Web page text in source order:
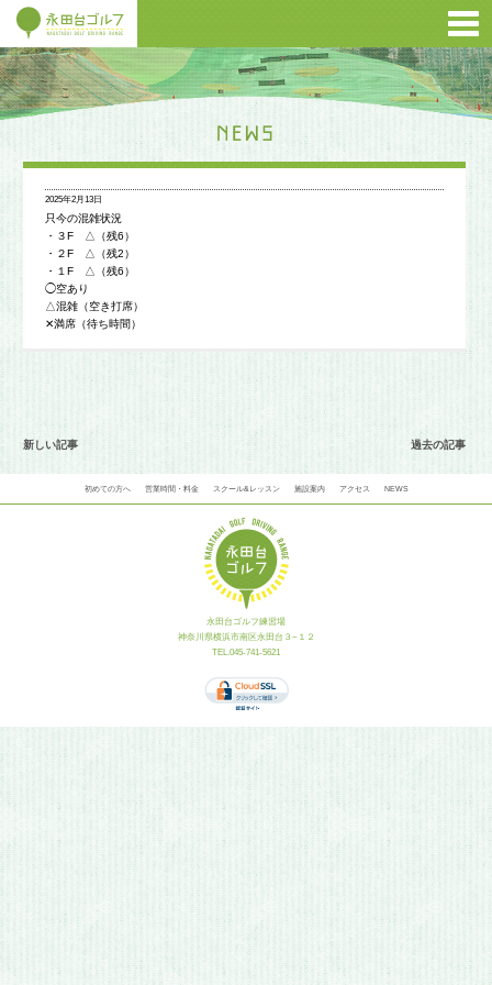
2025年2月13日
只今の混雑状況
・３F △（残6）
・２F △（残2）
・１F △（残6）
◯空あり
△混雑（空き打席）
✕満席（待ち時間）
新しい記事 過去の記事
初めての方へ 営業時間・料金 スクール&レッスン 施設案内 アクセス NEWS
永田台ゴルフ練習場
神奈川県横浜市南区永田台３−１２
TEL.045-741-5621